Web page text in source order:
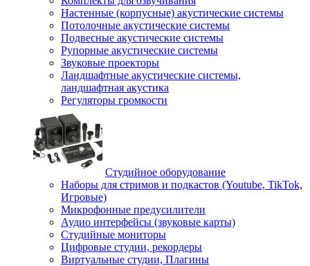
Настенные (корпусные) акустические системы
Потолочные акустические системы
Подвесные акустические системы
Рупорные акустические системы
Звуковые проекторы
Ландшафтные акустические системы,
ландшафтная акустика
Регуляторы громкости
Студийное оборудование
Наборы для стримов и подкастов (Youtube, TikTok,
Игровые)
Микрофонные предусилители
Аудио интерфейсы (звуковые карты)
Студийные мониторы
Цифровые студии, рекордеры
Виртуальные студии, Плагины